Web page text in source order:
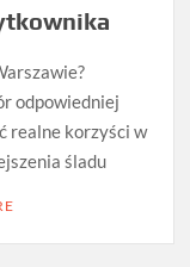
odpowiedniej
realne korzyści w
śladu